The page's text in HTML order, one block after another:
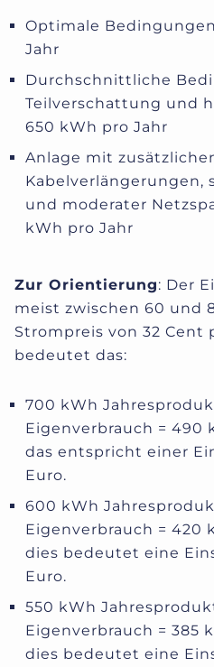
Optimale
Jahr
Durchschnittliche
Teilverschattung und
650 kWh pro Jahr
Anlage mit
Kabelverlängerungen,
und moderater
kWh pro Jahr
Zur Orientierung: Der
meist zwischen 60 und
Strompreis von 32 Cent
bedeutet das:
700 kWh
Eigenverbrauch = 490
das entspricht einer
Euro.
600 kWh
Eigenverbrauch = 420
dies bedeutet eine
Euro.
550 kWh
Eigenverbrauch = 385
dies bedeutet eine